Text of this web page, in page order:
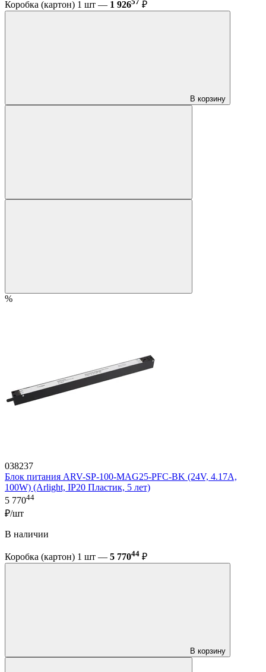
Коробка (картон) 1 шт — 1 926 ₽
В корзину
%
038237
Блок питания ARV-SP-100-MAG25-PFC-BK (24V, 4.17A,
100W) (Arlight, IP20 Пластик, 5 лет)
5 77044
₽/шт
В наличии
Коробка (картон) 1 шт — 5 77044 ₽
В корзину